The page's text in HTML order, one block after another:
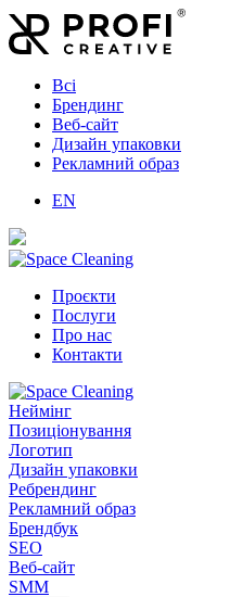
Всі
Брендинг
Веб-сайт
Дизайн упаковки
Рекламний образ
EN
Проєкти
Послуги
Про нас
Контакти
Неймінг
Позиціонування
Логотип
Дизайн упаковки
Ребрендинг
Рекламний образ
Брендбук
SEO
Веб-сайт
SMM